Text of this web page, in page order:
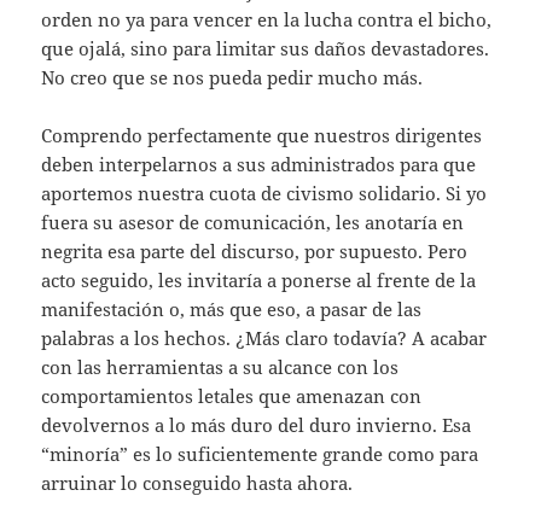
orden no ya para vencer en la lucha contra el bicho,
que ojalá, sino para limitar sus daños devastadores.
No creo que se nos pueda pedir mucho más.
Comprendo perfectamente que nuestros dirigentes
deben interpelarnos a sus administrados para que
aportemos nuestra cuota de civismo solidario. Si yo
fuera su asesor de comunicación, les anotaría en
negrita esa parte del discurso, por supuesto. Pero
acto seguido, les invitaría a ponerse al frente de la
manifestación o, más que eso, a pasar de las
palabras a los hechos. ¿Más claro todavía? A acabar
con las herramientas a su alcance con los
comportamientos letales que amenazan con
devolvernos a lo más duro del duro invierno. Esa
“minoría” es lo suficientemente grande como para
arruinar lo conseguido hasta ahora.